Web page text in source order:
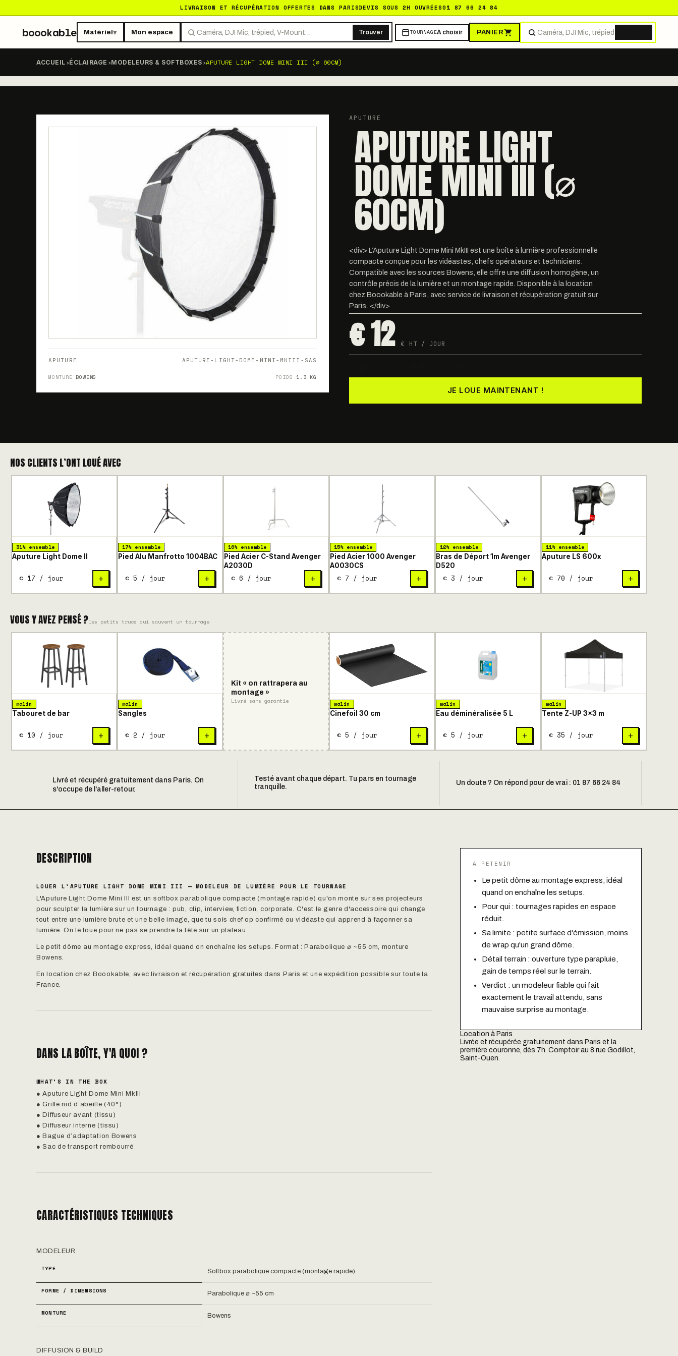
LIVRAISON ET RÉCUPÉRATION OFFERTES DANS PARISDEVIS SOUS 2H OUVRÉES01 87 66 24 84
boookable Matériel▾ Mon espace Trouver TOURNAGEÀ choisir PANIER
ACCUEIL ›ÉCLAIRAGE ›MODELEURS & SOFTBOXES ›APUTURE LIGHT DOME MINI III (⌀ 60CM)
APUTURE APUTURE-LIGHT-DOME-MINI-MKIII-SAS
MONTUREBOWENS POIDS 1.3 KG
APUTURE
APUTURE LIGHT
DOME MINI III (⌀
60CM)
<div> L’Aputure Light Dome Mini MkIII est une boîte à lumière professionnelle
compacte conçue pour les vidéastes, chefs opérateurs et techniciens.
Compatible avec les sources Bowens, elle offre une diffusion homogène, un
contrôle précis de la lumière et un montage rapide. Disponible à la location
chez Boookable à Paris, avec service de livraison et récupération gratuit sur
Paris. </div>
€ 12 € HT / JOUR
JE LOUE MAINTENANT !
NOS CLIENTS L’ONT LOUÉ AVEC
31% ensemble
Aputure Light Dome II
€ 17 / jour +
17% ensemble
Pied Alu Manfrotto 1004BAC
€ 5 / jour +
16% ensemble
Pied Acier C-Stand Avenger
A2030D
€ 6 / jour +
15% ensemble
Pied Acier 1000 Avenger
A0030CS
€ 7 / jour +
12% ensemble
Bras de Déport 1m Avenger
D520
€ 3 / jour +
11% ensemble
Aputure LS 600x
€ 70 / jour +
VOUS Y AVEZ PENSÉ ?les petits trucs qui sauvent un tournage
malin
Tabouret de bar
€ 10 / jour +
malin
Sangles
€ 2 / jour +
Kit « on rattrapera au
montage »
Livré sans garantie malin
Cinefoil 30 cm
€ 5 / jour +
malin
Eau déminéralisée 5 L
€ 5 / jour +
malin
Tente Z-UP 3×3 m
€ 35 / jour +
Livré et récupéré gratuitement dans Paris. On
s'occupe de l'aller-retour.
Testé avant chaque départ. Tu pars en tournage
tranquille.
Un doute ? On répond pour de vrai : 01 87 66 24 84
DESCRIPTION
LOUER L'APUTURE LIGHT DOME MINI III — MODELEUR DE LUMIÈRE POUR LE TOURNAGE
L'Aputure Light Dome Mini III est un softbox parabolique compacte (montage rapide) qu'on monte sur ses projecteurs
pour sculpter la lumière sur un tournage : pub, clip, interview, fiction, corporate. C'est le genre d'accessoire qui change
tout entre une lumière brute et une belle image, que tu sois chef op confirmé ou vidéaste qui apprend à façonner sa
lumière. On le loue pour ne pas se prendre la tête sur un plateau.
Le petit dôme au montage express, idéal quand on enchaîne les setups. Format : Parabolique ⌀ ~55 cm, monture
Bowens.
En location chez Boookable, avec livraison et récupération gratuites dans Paris et une expédition possible sur toute la
France.
DANS LA BOÎTE, Y'A QUOI ?
WHAT’S IN THE BOX
● Aputure Light Dome Mini MkIII
● Grille nid d’abeille (40°)
● Diffuseur avant (tissu)
● Diffuseur interne (tissu)
● Bague d’adaptation Bowens
● Sac de transport rembourré
CARACTÉRISTIQUES TECHNIQUES
MODELEUR
TYPE Softbox parabolique compacte (montage rapide)
FORME / DIMENSIONS Parabolique ⌀ ~55 cm
MONTURE Bowens
DIFFUSION & BUILD
À RETENIR
Le petit dôme au montage express, idéal
quand on enchaîne les setups.
Pour qui : tournages rapides en espace
réduit.
Sa limite : petite surface d'émission, moins
de wrap qu'un grand dôme.
Détail terrain : ouverture type parapluie,
gain de temps réel sur le terrain.
Verdict : un modeleur fiable qui fait
exactement le travail attendu, sans
mauvaise surprise au montage.
Location à Paris
Livrée et récupérée gratuitement dans Paris et la
première couronne, dès 7h. Comptoir au 8 rue Godillot,
Saint-Ouen.